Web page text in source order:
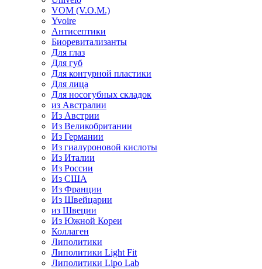
VOM (V.O.M.)
Yvoire
Антисептики
Биоревитализанты
Для глаз
Для губ
Для контурной пластики
Для лица
Для носогубных складок
из Австралии
Из Австрии
Из Великобритании
Из Германии
Из гиалуроновой кислоты
Из Италии
Из России
Из США
Из Франции
Из Швейцарии
из Швеции
Из Южной Кореи
Коллаген
Липолитики
Липолитики Light Fit
Липолитики Lipo Lab